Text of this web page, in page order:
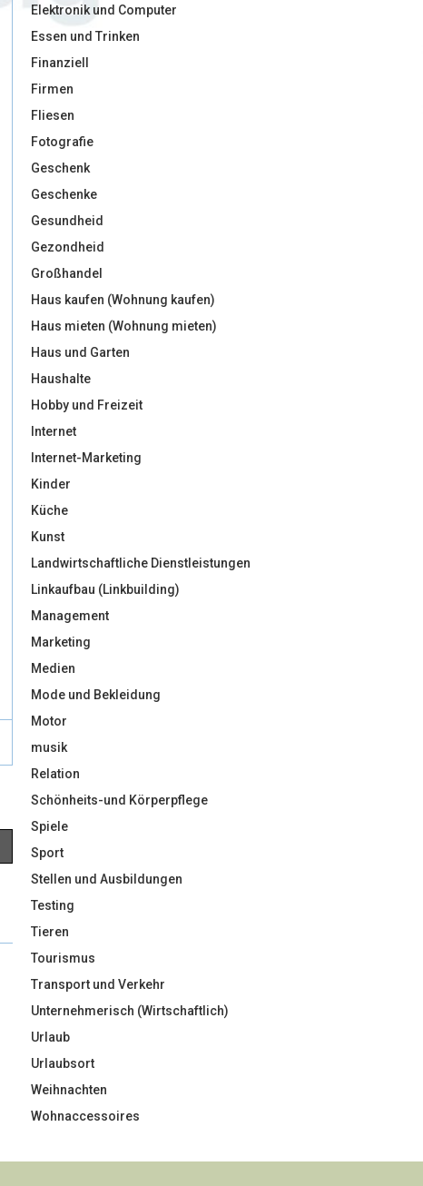
Elektronik und Computer
Essen und Trinken
Finanziell
Firmen
Fliesen
Fotografie
Geschenk
Geschenke
Gesundheid
Gezondheid
Großhandel
Haus kaufen (Wohnung kaufen)
Haus mieten (Wohnung mieten)
Haus und Garten
Haushalte
Hobby und Freizeit
Internet
Internet-Marketing
Kinder
Küche
Kunst
Landwirtschaftliche Dienstleistungen
Linkaufbau (Linkbuilding)
Management
Marketing
Medien
Mode und Bekleidung
Motor
musik
Relation
Schönheits-und Körperpflege
Spiele
Sport
Stellen und Ausbildungen
Testing
Tieren
Tourismus
Transport und Verkehr
Unternehmerisch (Wirtschaftlich)
Urlaub
Urlaubsort
Weihnachten
Wohnaccessoires